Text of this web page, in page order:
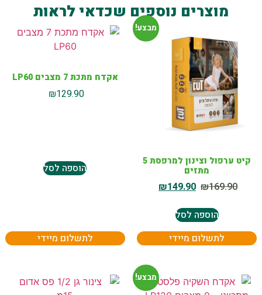
מוצרים נוספים שכדאי לראות
מבצע!
קיט ערפול וצינון למרפסת 5
מתזים
₪169.90
₪149.90
הוספה לסל
לתשלום מיידי
אקדח מתכת 7 מצבים LP60
₪129.90
הוספה לסל
לתשלום מיידי
מבצע!